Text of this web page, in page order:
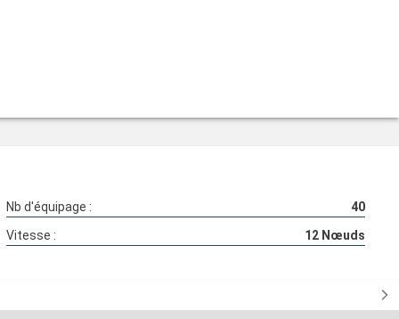
Nb d'équipage :
40
Vitesse : 12 Nœuds